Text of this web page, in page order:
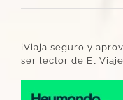
¡Viaja seguro y
ser lector de El